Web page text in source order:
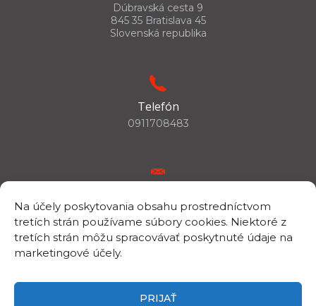
Na účely poskytovania obsahu prostredníctvom
tretích strán používame súbory cookies. Niektoré z
tretích strán môžu spracovávať poskytnuté údaje na
marketingové účely.
PRIJAŤ
Dúbravská cesta 9
845 35 Bratislava 45
Slovenská republika
Telefón
0911708483
csc.info@savba.sk
IČO/DIČ
IČO: 00398144